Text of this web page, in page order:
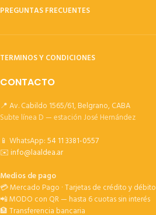
PREGUNTAS FRECUENTES
TERMINOS Y CONDICIONES
CONTACTO
📍 Av. Cabildo 1565/61, Belgrano, CABA
Subte línea D — estación José Hernández
📱 WhatsApp:54 11 3381-0557
✉️info@laaldea.ar
Medios de pago
💳 Mercado Pago · Tarjetas de crédito y débito
📲 MODO con QR — hasta 6 cuotas sin interés
🏦 Transferencia bancaria